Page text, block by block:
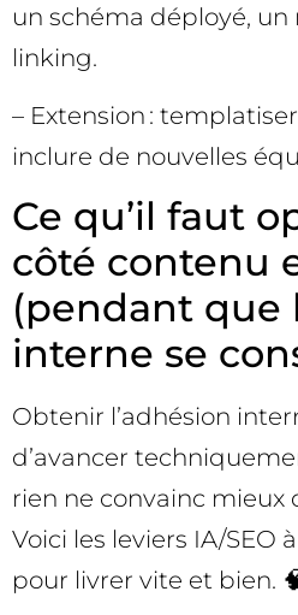
un schéma déployé, un
linking.
– Extension :
inclure de nouvelles
Ce qu’il faut
côté contenu
(pendant que
interne se
Obtenir l’adhésion
d’avancer
rien ne convainc mieux
Voici les leviers IA/SEO
pour livrer vite et bien.